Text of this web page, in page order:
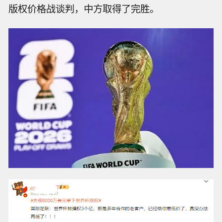
版权价格战谈判，中方取得了完胜。